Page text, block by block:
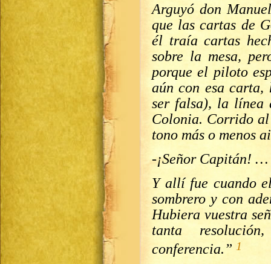
Arguyó don
que las cartas de
él traía cartas
sobre la mesa,
porque el piloto
aún con esa carta,
ser falsa), la línea
Colonia. Corrido
tono más o menos
-¡Señor Capitán! …
Y allí fue cuando
sombrero y con
Hubiera vuestra
tanta
conferencia.” 1